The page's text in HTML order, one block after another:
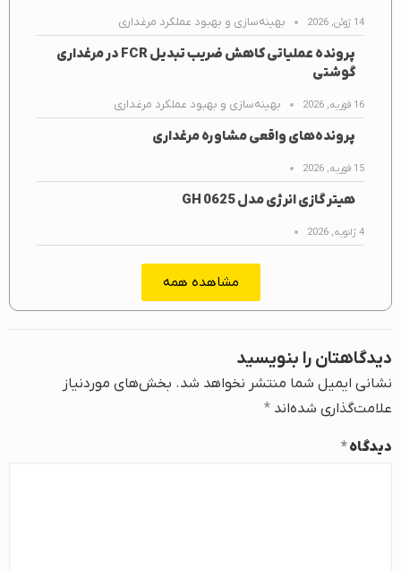
14 ژوئن, 2026 بهینه‌سازی و بهبود عملکرد مرغداری
پرونده عملیاتی کاهش ضریب تبدیل FCR در مرغداری
گوشتی
16 فوریه, 2026 بهینه‌سازی و بهبود عملکرد مرغداری
پرونده‌های واقعی مشاوره مرغداری
15 فوریه, 2026
هیتر گازی انرژی مدل GH 0625
4 ژانویه, 2026
مشاهده همه
دیدگاهتان را بنویسید
نشانی ایمیل شما منتشر نخواهد شد. بخش‌های موردنیاز
علامت‌گذاری شده‌اند *
دیدگاه*